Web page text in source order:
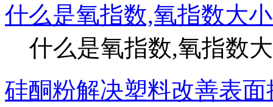
什么是氧指数,氧指数大
什么是氧指数,氧指数
硅酮粉解决塑料改善表